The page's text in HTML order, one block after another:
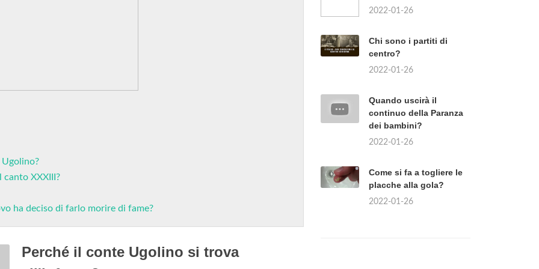
canto XXXIII?
ha deciso di farlo morire di fame?
Perché il conte Ugolino si trova
2022-01-26
Chi sono i partiti di
centro?
2022-01-26
Quando uscirà il
continuo della Paranza
dei bambini?
2022-01-26
Come si fa a togliere le
placche alla gola?
2022-01-26